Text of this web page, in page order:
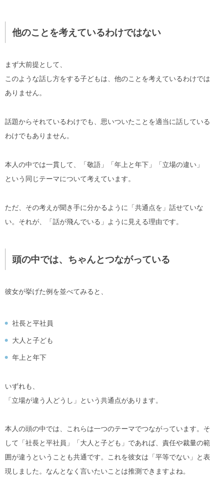
他のことを考えているわけではない
まず大前提として、
このような話し方をする子どもは、 他のことを考えているわけでは
ありません。
話題からそれているわけでも、思いついたことを適当に話している
わけでもありません。
本人の中では一貫して、「敬語」「年上と年下」「立場の違い」
という同じテーマについて考えています。
ただ、その考えが聞き手に分かるように「共通点を」話せていな
い。 それが、「話が飛んでいる」ように見える理由です。
頭の中では、ちゃんとつながっている
彼女が挙げた例を並べてみると、
社長と平社員
大人と子ども
年上と年下
いずれも、
「立場が違う人どうし」という共通点があります。
本人の頭の中では、これらは一つのテーマでつながっています。そ
して「社長と平社員」「大人と子ども」であれば、責任や裁量の範
囲が違うということも共通です。これを彼女は「平等でない」と表
現しました。なんとなく言いたいことは推測できますよね。